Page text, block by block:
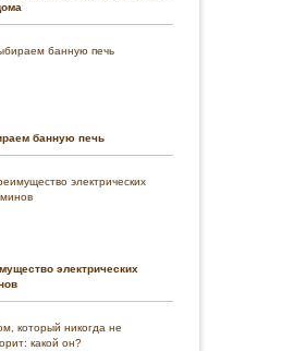
банную печь
электрических